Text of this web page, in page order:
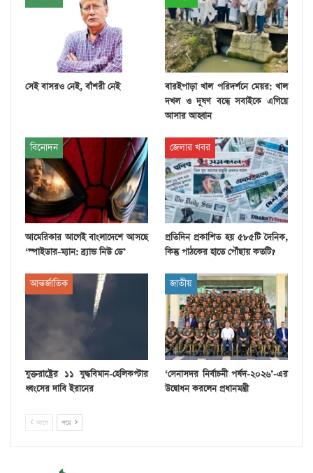
সেই বাসরও নেই, বাঁশরী নেই
বারইপাড়া খাল পরিদর্শনে মেয়র: খাল
দখল ও দূষণ বন্ধে সবাইকে এগিয়ে
আসার আহ্বান
বিনোদন
আমেরিকার আগেই বাংলাদেশে আসছে
‘স্পাইডার-ম্যান: ব্র্যান্ড নিউ ডে’
জেলার খবর
প্রতিদিন প্রকাশিত হয় ৫৮৫টি দৈনিক,
কিন্তু পাঠকের হাতে পৌঁছায় কতটি?
আন্তর্জাতিক
যুক্তরাষ্ট্রের ১১ যুদ্ধবিমান-হেলিকপ্টার
ধ্বংসের দাবি ইরানের
জাতীয়
‘সেনাসদর নির্বাচনী পর্ষদ-২০২৬’-এর
উদ্বোধন করলেন প্রধানমন্ত্রী
আগে পরে